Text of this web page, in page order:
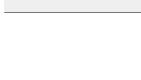
Buscar